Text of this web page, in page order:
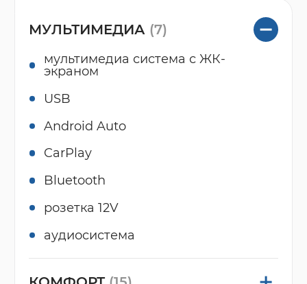
МУЛЬТИМЕДИА (7)
мультимедиа система с ЖК-
экраном
USB
Android Auto
CarPlay
Bluetooth
розетка 12V
аудиосистема